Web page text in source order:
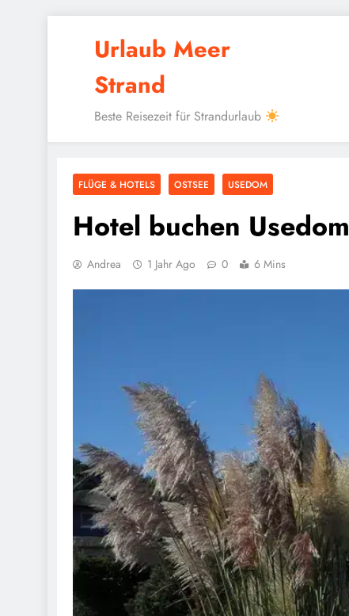
Urlaub Meer
Strand
Beste Reisezeit für Strandurlaub
FLÜGE & HOTELS OSTSEE USEDOM
Hotel buchen Usedom
Andrea 1 Jahr Ago 0 6 Mins